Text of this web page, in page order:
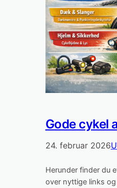
Gode cykel
24. februar 2026
Herunder finder du
over nyttige links